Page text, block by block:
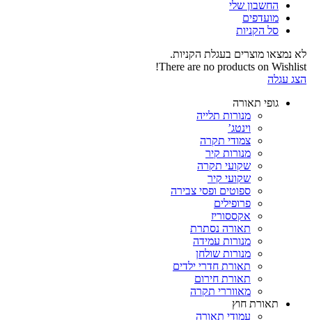
החשבון שלי‬
‫מועדפים‬‬
סל הקניות
לא נמצאו מוצרים בעגלת הקניות.
There are no products on Wishlist!
הצג עגלה
גופי תאורה
מנורות תלייה
וינטג’
צמודי תקרה
מנורות קיר
שקועי תקרה
שקועי קיר
ספוטים ופסי צבירה
פרופילים
אקססוריז
תאורה נסתרת
מנורות עמידה
מנורות שולחן
תאורת חדרי ילדים
תאורת חירום
מאווררי תקרה
תאורת חוץ
עמודי תאורה